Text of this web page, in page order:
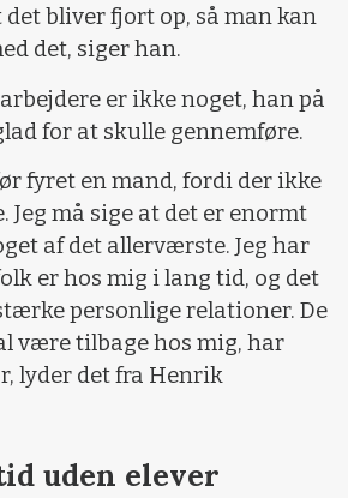
bliver fjort op, så man kan
det, siger han.
er ikke noget, han på
for at skulle gennemføre.
fyret en mand, fordi der ikke
Jeg må sige at det er enormt
af det allerværste. Jeg har
er hos mig i lang tid, og det
personlige relationer. De
være tilbage hos mig, har
lyder det fra Henrik
uden elever